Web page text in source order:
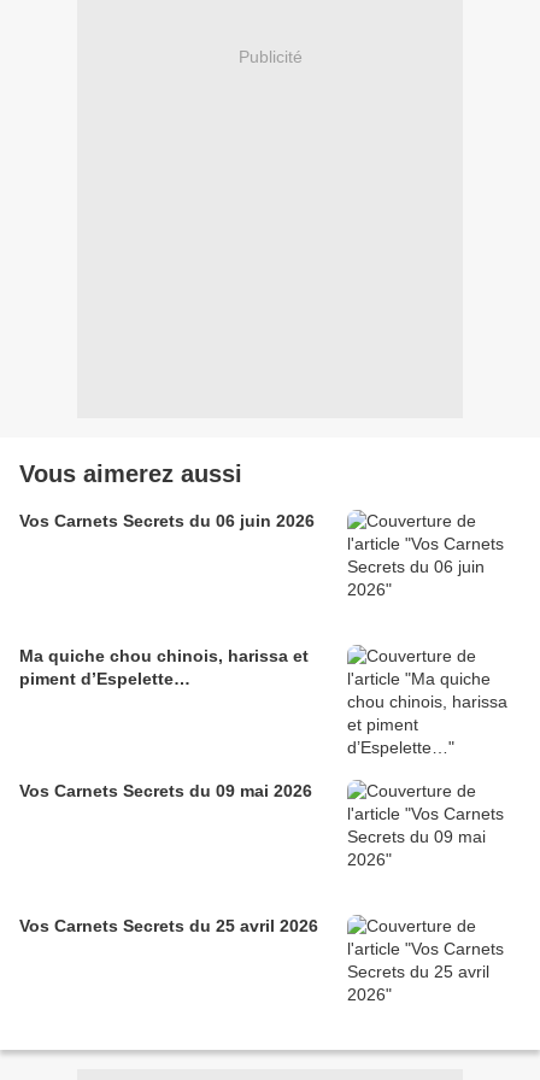
Publicité
Vous aimerez aussi
Vos Carnets Secrets du 06 juin 2026
Ma quiche chou chinois, harissa et
piment d’Espelette…
Vos Carnets Secrets du 09 mai 2026
Vos Carnets Secrets du 25 avril 2026